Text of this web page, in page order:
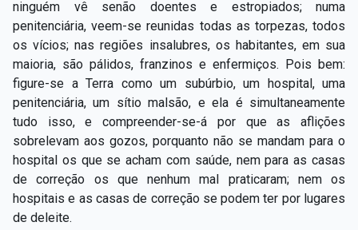
ninguém vê senão doentes e estropiados; numa
penitenciária, veem-se reunidas todas as torpezas, todos
os vícios; nas regiões insalubres, os habitantes, em sua
maioria, são pálidos, franzinos e enfermiços. Pois bem:
figure-se a Terra como um subúrbio, um hospital, uma
penitenciária, um sítio malsão, e ela é simultaneamente
tudo isso, e compreender-se-á por que as aflições
sobrelevam aos gozos, porquanto não se mandam para o
hospital os que se acham com saúde, nem para as casas
de correção os que nenhum mal praticaram; nem os
hospitais e as casas de correção se podem ter por lugares
de deleite.